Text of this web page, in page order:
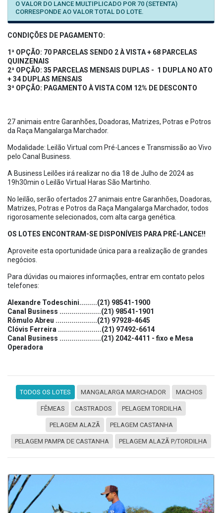
O VALOR DO LANCE MULTIPLICADO POR 70 (SETENTA)
CORRESPONDE AO VALOR TOTAL DO LOTE.
CONDIÇÕES DE PAGAMENTO:
1ª OPÇÃO: 70 PARCELAS SENDO 2 À VISTA + 68 PARCELAS
QUINZENAIS
2ª OPÇÃO: 35 PARCELAS MENSAIS DUPLAS - 1 DUPLA NO ATO
+ 34 DUPLAS MENSAIS
3ª OPÇÃO: PAGAMENTO À VISTA COM 12% DE DESCONTO
27 animais entre Garanhões, Doadoras, Matrizes, Potras e Potros
da Raça Mangalarga Marchador.
Modalidade: Leilão Virtual com Pré-Lances e Transmissão ao Vivo
pelo Canal Business.
A Business Leilões irá realizar no dia 18 de Julho de 2024 as
19h30min o Leilão Virtual Haras São Martinho.
No leilão, serão ofertados 27 animais entre Garanhões, Doadoras,
Matrizes, Potras e Potros da Raça Mangalarga Marchador, todos
rigorosamente selecionados, com alta carga genética.
OS LOTES ENCONTRAM-SE DISPONÍVEIS PARA PRÉ-LANCE!!
Aproveite esta oportunidade única para a realização de grandes
negócios.
Para dúvidas ou maiores informações, entrar em contato pelos
telefones:
Alexandre Todeschini.........(21) 98541-1900
Canal Business .....................(21) 98541-1901
Rômulo Abreu .....................(21) 97928-4645
Clóvis Ferreira ......................(21) 97492-6614
Canal Business .....................(21) 2042-4411 - fixo e Mesa
Operadora
TODOS OS LOTES MANGALARGA MARCHADOR MACHOS
FÊMEAS CASTRADOS PELAGEM TORDILHA
PELAGEM ALAZÃ PELAGEM CASTANHA
PELAGEM PAMPA DE CASTANHA PELAGEM ALAZÃ P/TORDILHA